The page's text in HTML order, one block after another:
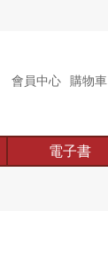
會員中心 購物車
電子書